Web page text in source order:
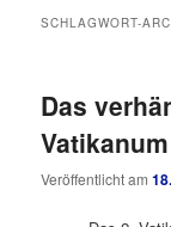
SCHLAGWORT-
Das
Veröffentlicht am